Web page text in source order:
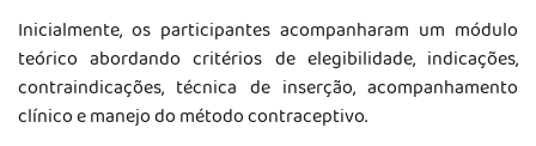
Inicialmente, os participantes acompanharam um módulo
teórico abordando critérios de elegibilidade, indicações,
contraindicações, técnica de inserção, acompanhamento
clínico e manejo do método contraceptivo.